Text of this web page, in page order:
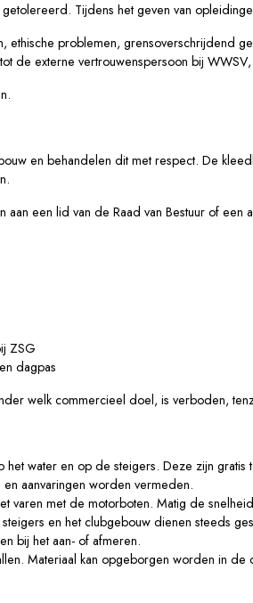
Tijdens het geven van
problemen, grensoverschrijdend
de externe vertrouwenspersoon bij
en behandelen dit met respect. De
aan een lid van de Raad van Bestuur of een
ZSG
dagpas
welk commercieel doel, is verboden,
water en op de steigers. Deze zijn gratis
aanvaringen worden vermeden.
varen met de motorboten. Matig de
en het clubgebouw dienen steeds
bij het aan- of afmeren.
Materiaal kan opgeborgen worden in